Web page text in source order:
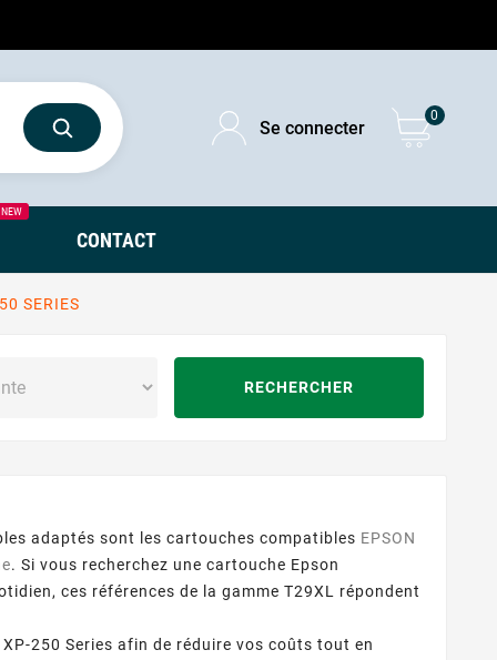
Se connecter
0
NEW
CONTACT
SERIES
RECHERCHER
adaptés sont les cartouches compatibles EPSON
. Si vous recherchez une cartouche Epson
ces références de la gamme T29XL répondent
250 Series afin de réduire vos coûts tout en